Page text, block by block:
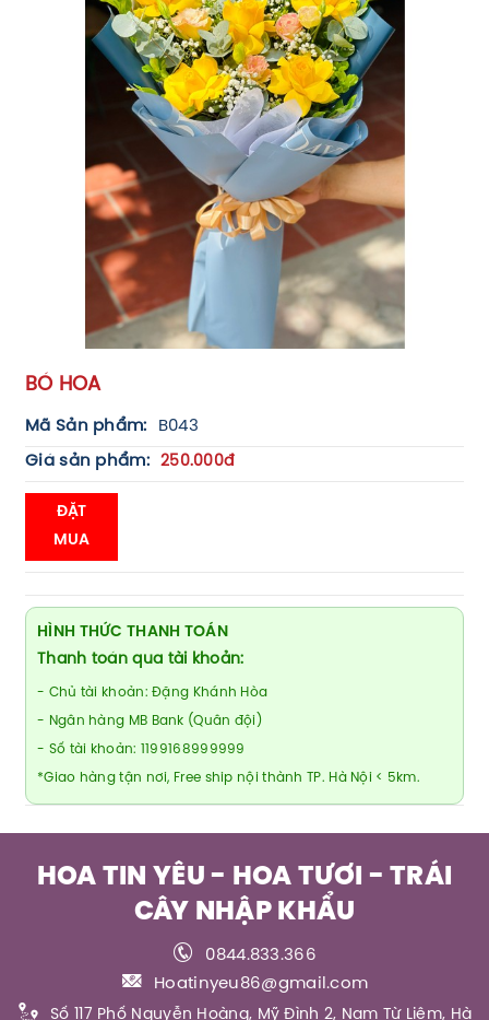
BÓ HOA
Mã Sản phẩm:
B043
Giá sản phẩm:
250.000đ
ĐẶT
MUA
HÌNH THỨC THANH TOÁN
Thanh toán qua tài khoản:
- Chủ tài khoản: Đặng Khánh Hòa
- Ngân hàng MB Bank (Quân đội)
- Số tài khoản: 1199168999999
*Giao hàng tận nơi, Free ship nội thành TP. Hà Nội < 5km.
HOA TIN YÊU - HOA TƯƠI - TRÁI
CÂY NHẬP KHẨU
0844.833.366
Hoatinyeu86@gmail.com
Số 117 Phố Nguyễn Hoàng, Mỹ Đình 2, Nam Từ Liêm, Hà